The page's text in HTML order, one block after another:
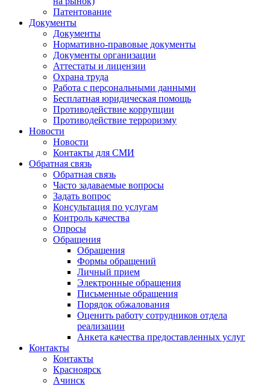
Патентование
Документы
Документы
Нормативно-правовые документы
Документы организации
Аттестаты и лицензии
Охрана труда
Работа с персональными данными
Бесплатная юридическая помощь
Противодействие коррупции
Противодействие терроризму
Новости
Новости
Контакты для СМИ
Обратная связь
Обратная связь
Часто задаваемые вопросы
Задать вопрос
Консультация по услугам
Контроль качества
Опросы
Обращения
Обращения
Формы обращений
Личный прием
Электронные обращения
Письменные обращения
Порядок обжалования
Оценить работу сотрудников отдела
реализации
Анкета качества предоставленных услуг
Контакты
Контакты
Красноярск
Ачинск